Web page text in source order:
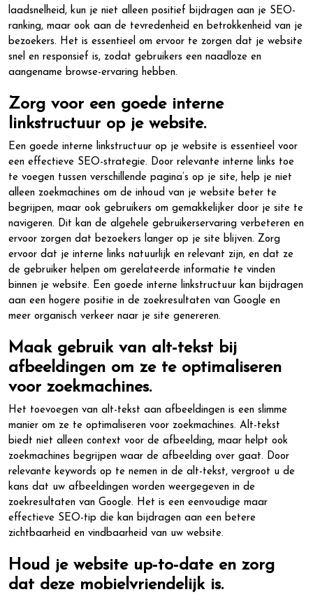
laadsnelheid, kun je niet alleen positief bijdragen aan je SEO-
ranking, maar ook aan de tevredenheid en betrokkenheid van je
bezoekers. Het is essentieel om ervoor te zorgen dat je website
snel en responsief is, zodat gebruikers een naadloze en
aangename browse-ervaring hebben.
Zorg voor een goede interne
linkstructuur op je website.
Een goede interne linkstructuur op je website is essentieel voor
een effectieve SEO-strategie. Door relevante interne links toe
te voegen tussen verschillende pagina’s op je site, help je niet
alleen zoekmachines om de inhoud van je website beter te
begrijpen, maar ook gebruikers om gemakkelijker door je site te
navigeren. Dit kan de algehele gebruikerservaring verbeteren en
ervoor zorgen dat bezoekers langer op je site blijven. Zorg
ervoor dat je interne links natuurlijk en relevant zijn, en dat ze
de gebruiker helpen om gerelateerde informatie te vinden
binnen je website. Een goede interne linkstructuur kan bijdragen
aan een hogere positie in de zoekresultaten van Google en
meer organisch verkeer naar je site genereren.
Maak gebruik van alt-tekst bij
afbeeldingen om ze te optimaliseren
voor zoekmachines.
Het toevoegen van alt-tekst aan afbeeldingen is een slimme
manier om ze te optimaliseren voor zoekmachines. Alt-tekst
biedt niet alleen context voor de afbeelding, maar helpt ook
zoekmachines begrijpen waar de afbeelding over gaat. Door
relevante keywords op te nemen in de alt-tekst, vergroot u de
kans dat uw afbeeldingen worden weergegeven in de
zoekresultaten van Google. Het is een eenvoudige maar
effectieve SEO-tip die kan bijdragen aan een betere
zichtbaarheid en vindbaarheid van uw website.
Houd je website up-to-date en zorg
dat deze mobielvriendelijk is.